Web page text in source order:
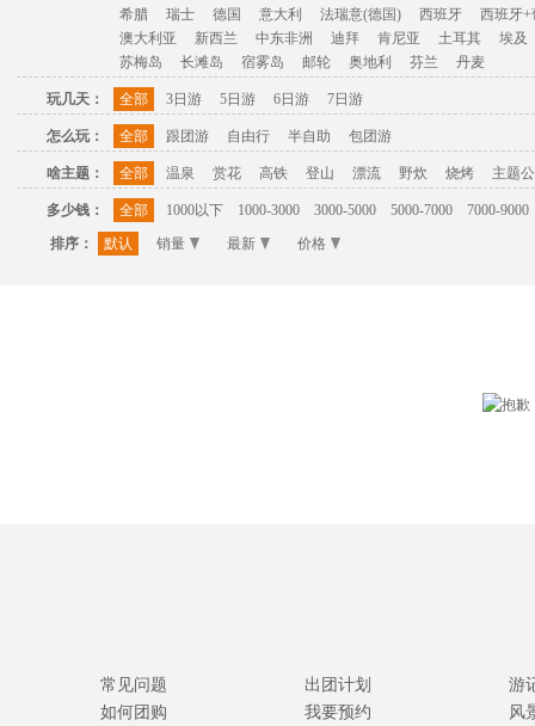
希腊
瑞士 德国 意大利 法瑞意(德国) 西班牙
西班牙+
澳大利亚
新西兰 中东非洲 迪拜 肯尼亚 土耳其
埃及
苏梅岛
长滩岛 宿雾岛 邮轮 奥地利 芬兰 丹麦
玩几天： 全部 3日游 5日游 6日游 7日游
怎么玩： 全部 跟团游 自由行 半自助 包团游
啥主题： 全部 温泉 赏花 高铁 登山 漂流 野炊 烧烤 主题
多少钱： 全部 1000以下 1000-3000 3000-5000 5000-7000
7000-9000
排序：
默认 销量 最新 价格
常见问题
如何团购
出团计划
我要预约
游
风